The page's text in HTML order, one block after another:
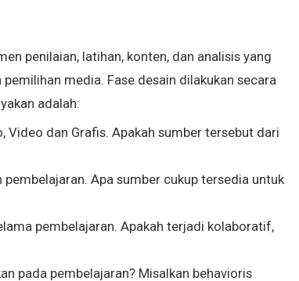
penilaian, latihan, konten, dan analisis yang
media. Fase desain dilakukan secara
adalah:
Video dan Grafis. Apakah sumber tersebut dari
Apa sumber cukup tersedia untuk
pembelajaran. Apakah terjadi kolaboratif,
pada pembelajaran? Misalkan behavioris